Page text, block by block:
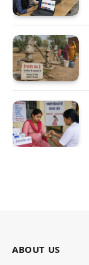
ABOUT US